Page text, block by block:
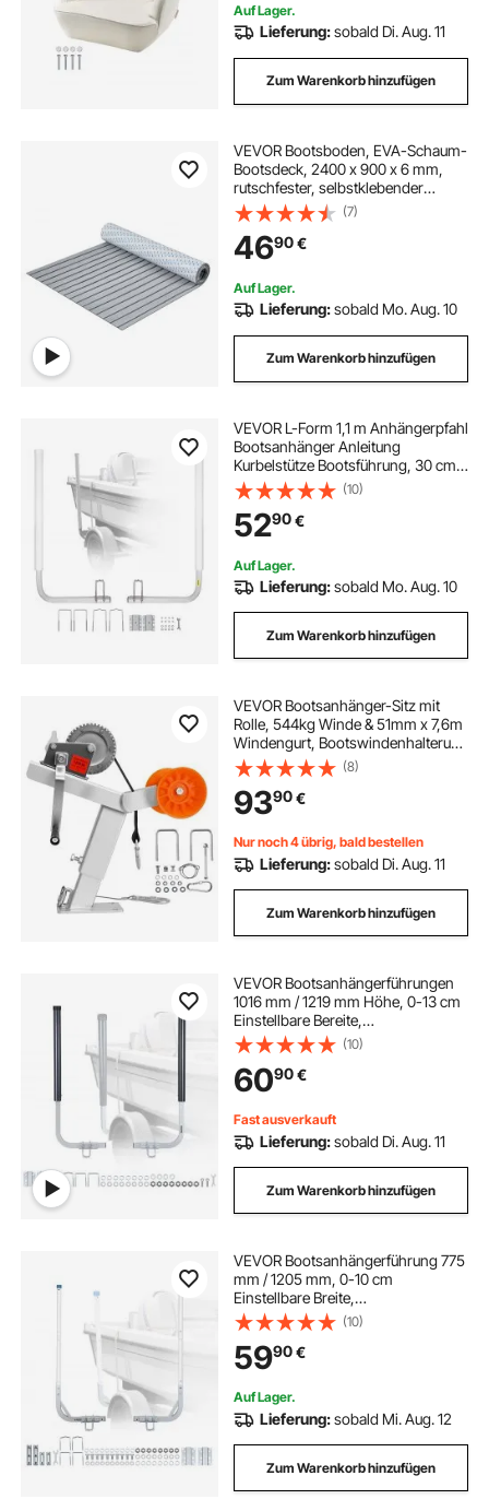
Auf Lager.
Lieferung:sobald Di. Aug. 11
Zum Warenkorb hinzufügen
VEVOR Bootsboden, EVA-Schaum-
Bootsdeck, 2400 x 900 x 6 mm,
rutschfester, selbstklebender
Bodenbelag, 21600 cm² großer
Meeresteppich für Boote, Yachten,
Pontons, Kajakdecks
(7)
4690€
Auf Lager.
Lieferung:sobald Mo. Aug. 10
Zum Warenkorb hinzufügen
VEVOR L-Form 1,1 m Anhängerpfahl
Bootsanhänger Anleitung
Kurbelstütze Bootsführung, 30 cm
Einstellbare Breite Boat Trailer
Guide-on, Ersatzteile und Zubehör
für Skiboot Fischerboot
Segelbootanhänger
(10)
5290€
Auf Lager.
Lieferung:sobald Mo. Aug. 10
Zum Warenkorb hinzufügen
VEVOR Bootsanhänger-Sitz mit
Rolle, 544kg Winde & 51mm x 7,6m
Windengurt, Bootswindenhalterung
mit U-Bolzen für 50,8–76,2mm B x
76,2–101,6mm H
Anhängerkupplung, Jetski,
Segelboot, Schnellboot
(8)
9390€
Nur noch 4 übrig, bald bestellen
Lieferung:sobald Di. Aug. 11
Zum Warenkorb hinzufügen
VEVOR Bootsanhängerführungen
1016 mm / 1219 mm Höhe, 0-13 cm
Einstellbare Bereite,
Anhängerführung aus Hochfestem
Stahl mit PVC-Rohren, Passend für
Skiboote Fischerboote Kleine
Segelboote
(10)
6090€
Fast ausverkauft
Lieferung:sobald Di. Aug. 11
Zum Warenkorb hinzufügen
VEVOR Bootsanhängerführung 775
mm / 1205 mm, 0-10 cm
Einstellbare Breite,
Anhängerführung aus Hochfestem
Stahl mit PVC-Rohren, Passend für
Skiboote Kompakte Fischerboote
Kleine Segelboote
(10)
5990€
Auf Lager.
Lieferung:sobald Mi. Aug. 12
Zum Warenkorb hinzufügen